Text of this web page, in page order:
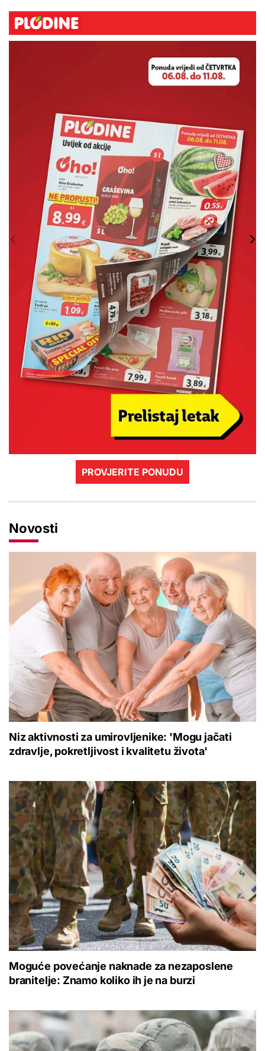
PROVJERITE PONUDU
Novosti
Niz aktivnosti za umirovljenike: 'Mogu jačati
zdravlje, pokretljivost i kvalitetu života'
Moguće povećanje naknade za nezaposlene
branitelje: Znamo koliko ih je na burzi